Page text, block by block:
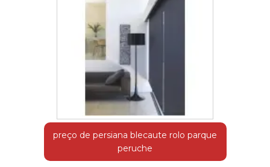
preço de persiana blecaute rolo parque
peruche